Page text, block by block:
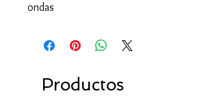
ondas
Productos